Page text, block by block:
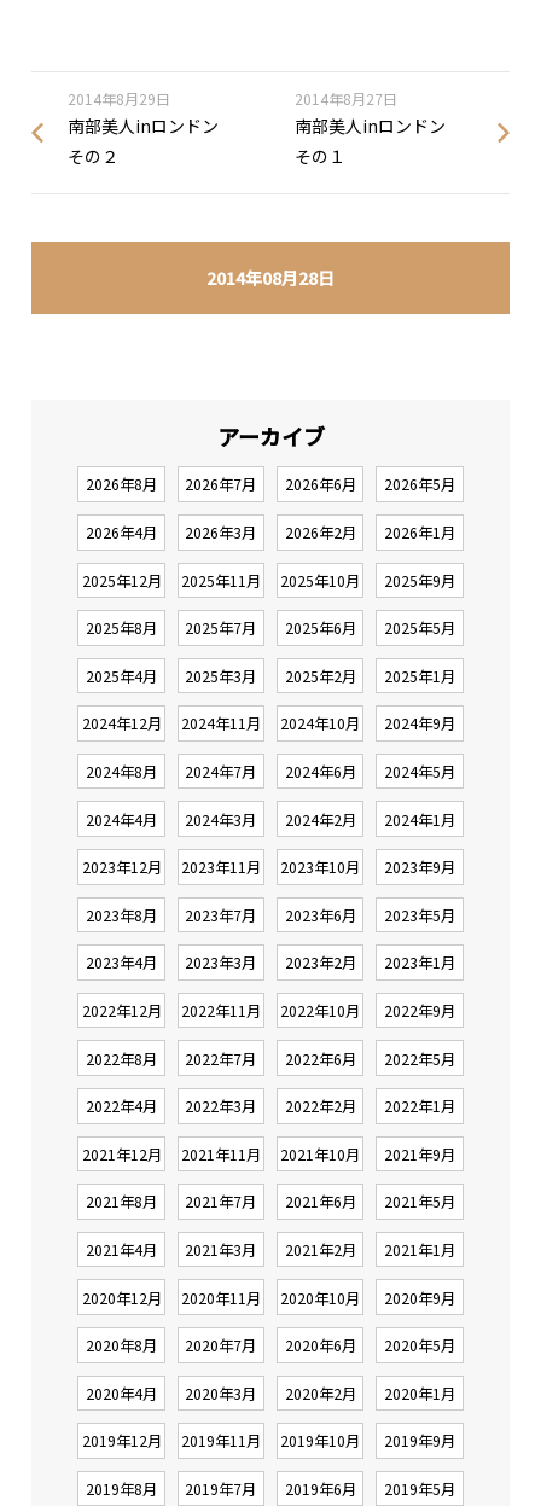
2014年08月28日
2014年8月29日
南部美人inロンドン
その２
2014年8月27日
南部美人inロンドン
その１
アーカイブ
2026年8月 2026年7月 2026年6月 2026年5月
2026年4月 2026年3月 2026年2月 2026年1月
2025年12月 2025年11月 2025年10月 2025年9月
2025年8月 2025年7月 2025年6月 2025年5月
2025年4月 2025年3月 2025年2月 2025年1月
2024年12月 2024年11月 2024年10月 2024年9月
2024年8月 2024年7月 2024年6月 2024年5月
2024年4月 2024年3月 2024年2月 2024年1月
2023年12月 2023年11月 2023年10月 2023年9月
2023年8月 2023年7月 2023年6月 2023年5月
2023年4月 2023年3月 2023年2月 2023年1月
2022年12月 2022年11月 2022年10月 2022年9月
2022年8月 2022年7月 2022年6月 2022年5月
2022年4月 2022年3月 2022年2月 2022年1月
2021年12月 2021年11月 2021年10月 2021年9月
2021年8月 2021年7月 2021年6月 2021年5月
2021年4月 2021年3月 2021年2月 2021年1月
2020年12月 2020年11月 2020年10月 2020年9月
2020年8月 2020年7月 2020年6月 2020年5月
2020年4月 2020年3月 2020年2月 2020年1月
2019年12月 2019年11月 2019年10月 2019年9月
2019年8月 2019年7月 2019年6月 2019年5月